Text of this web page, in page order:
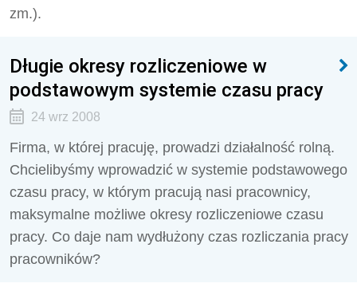
zm.).
Długie okresy rozliczeniowe w
podstawowym systemie czasu pracy
24 wrz 2008
Firma, w której pracuję, prowadzi działalność rolną.
Chcielibyśmy wprowadzić w systemie podstawowego
czasu pracy, w którym pracują nasi pracownicy,
maksymalne możliwe okresy rozliczeniowe czasu
pracy. Co daje nam wydłużony czas rozliczania pracy
pracowników?